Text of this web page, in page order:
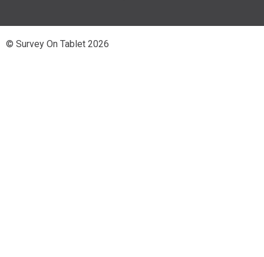
© Survey On Tablet 2026